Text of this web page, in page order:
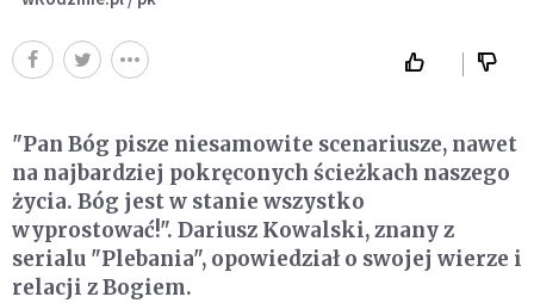
"Pan Bóg pisze niesamowite scenariusze, nawet
na najbardziej pokręconych ścieżkach naszego
życia. Bóg jest w stanie wszystko
wyprostować!". Dariusz Kowalski, znany z
serialu "Plebania", opowiedział o swojej wierze i
relacji z Bogiem.